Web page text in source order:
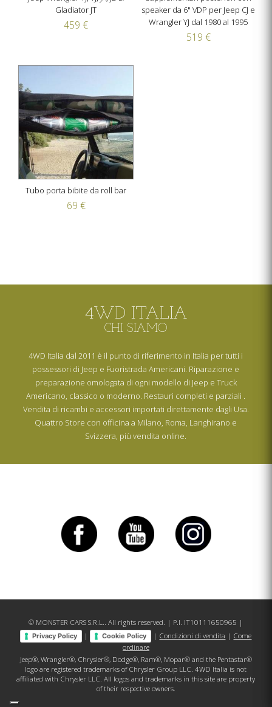
Gladiator JT
459 €
speaker da 6" VDP per Jeep CJ e
Wrangler YJ dal 1980 al 1995
519 €
Tubo porta bibite da roll bar
69 €
4WD ITALIA
CHI SIAMO
4WD Italia dal 2011 è il punto di riferimento in Italia per tutti i
possessori di Jeep e Fuoristrada Americani. Riparazione e
preparazione omologata di ogni modello di Jeep e Truck
Americano, classico o moderno. Restauri completi e parziali .
Vendita di ricambi e accessori importati direttamente dagli Usa.
Quattro Store con officina a Milano, Roma, Langhirano e
Svizzera, più vendita online.
© MONSTER CARS S.R.L.. All rights reserved. | P.I. IT10111650965 |
Privacy Policy | Cookie Policy | Condizioni di vendita | Come
ordinare
Jeep®, Wrangler®, Chrysler®, Dodge®, Ram®, Mopar® and the Pentastar®
logo are registered trademarks of Chrysler Group LLC. 4WD Italia is not
affiliated with Chrysler LLC. All logos and trademarks in this site are property
of their respective owners.